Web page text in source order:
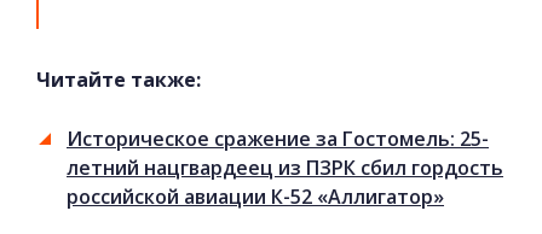
Читайте также:
Историческое сражение за Гостомель: 25-
летний нацгвардеец из ПЗРК сбил гордость
российской авиации К-52 «Аллигатор»